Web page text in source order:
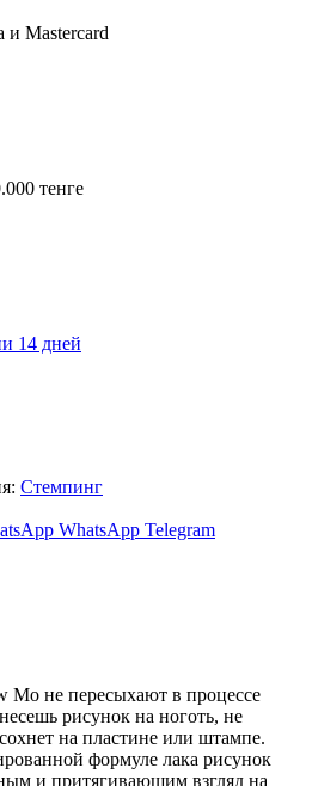
и Mastercard
тенге
14 дней
Стемпинг
WhatsApp Telegram
Mo не пересыхают в процессе
рисунок на ноготь, не
на пластине или штампе.
формуле лака рисунок
и притягивающим взгляд на